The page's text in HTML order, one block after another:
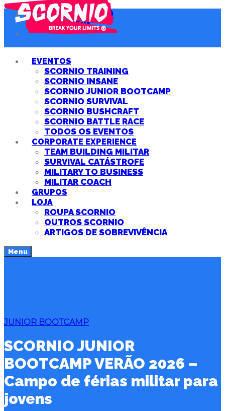
Ver carrinho (0)
Check Out
EVENTOS
SCORNIO TRAINING
SCORNIO INSANE
SCORNIO JUNIOR BOOTCAMP
SCORNIO SURVIVAL
SCORNIO BUSHCRAFT
SCORNIO BATTLE RACE
TODOS OS EVENTOS
CORPORATE EXPERIENCE
TEAM BUILDING MILITAR
SURVIVAL CATÁSTROFE
MILITARY TO BUSINESS
MILITAR COACH
GRUPOS
LOJA
ROUPA SCORNIO
OUTROS SCORNIO
ARTIGOS DE SOBREVIVÊNCIA
Menu
JUNIOR BOOTCAMP
SCORNIO JUNIOR
BOOTCAMP VERÃO 2026 –
Campo de férias militar para
jovens